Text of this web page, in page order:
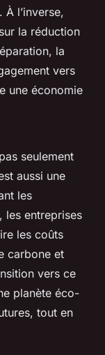
l’inverse,
la réduction
la
vers
une économie
seulement
aussi une
les
, les entreprises
les coûts
carbone et
vers ce
planète éco-
tout en